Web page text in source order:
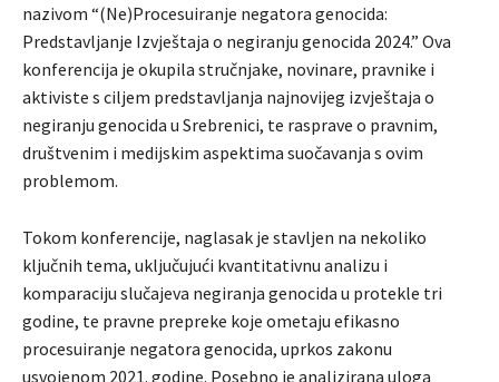
nazivom “(Ne)Procesuiranje negatora genocida:
Predstavljanje Izvještaja o negiranju genocida 2024.” Ova
konferencija je okupila stručnjake, novinare, pravnike i
aktiviste s ciljem predstavljanja najnovijeg izvještaja o
negiranju genocida u Srebrenici, te rasprave o pravnim,
društvenim i medijskim aspektima suočavanja s ovim
problemom.
Tokom konferencije, naglasak je stavljen na nekoliko
ključnih tema, uključujući kvantitativnu analizu i
komparaciju slučajeva negiranja genocida u protekle tri
godine, te pravne prepreke koje ometaju efikasno
procesuiranje negatora genocida, uprkos zakonu
usvojenom 2021. godine. Posebno je analizirana uloga